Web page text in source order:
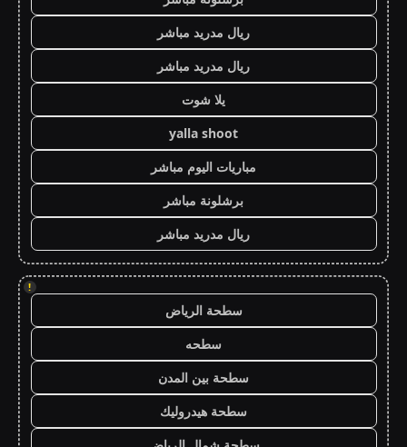
ريال مدريد مباشر
ريال مدريد مباشر
يلا شوت
yalla shoot
مباريات اليوم مباشر
برشلونة مباشر
ريال مدريد مباشر
!
سطحة الرياض
سطحه
سطحة بين المدن
سطحة هيدروليك